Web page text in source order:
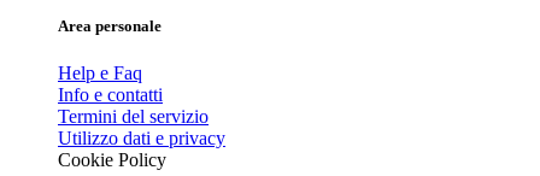
Area personale
Help e Faq
Info e contatti
Termini del servizio
Utilizzo dati e privacy
Cookie Policy